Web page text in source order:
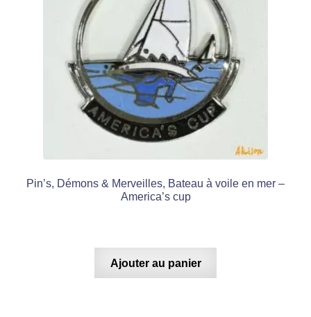
Pin’s, Démons & Merveilles, Bateau à voile en mer –
America’s cup
Ajouter au panier